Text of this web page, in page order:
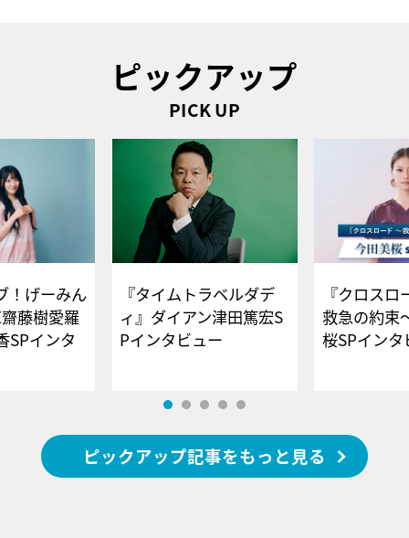
ピックアップ
PICK UP
！げーみん
藤樹愛羅
SPインタ
『タイムトラベルダデ
ィ』ダイアン津田篤宏S
Pインタビュー
『クロス
救急の約束
桜SPイ
ピックアップ記事をもっと見る